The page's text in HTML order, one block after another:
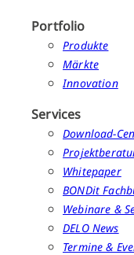
Portfolio
Produkte
Märkte
Innovation
Services
Download-
Whitepaper
BONDit
Webinare &
DELO News
Termine &